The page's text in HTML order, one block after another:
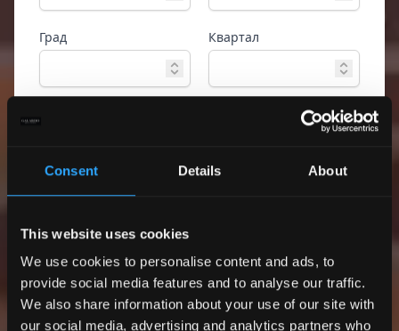
Consent Details About
This website uses cookies
We use cookies to personalise content and ads, to
provide social media features and to analyse our traffic.
We also share information about your use of our site with
our social media, advertising and analytics partners who
Град Квартал
Референтен номер
Търсене
Само екслузивни
оферти